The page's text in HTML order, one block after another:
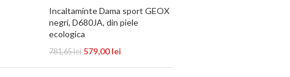
Incaltaminte Dama sport GEOX
negri, D680JA, din piele
ecologica
781,65lei 579,00lei